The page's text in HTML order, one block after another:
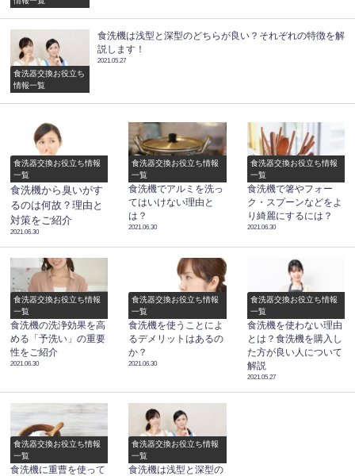
食洗器交換お役立ち
情報一覧
食洗機は浅型と深型のどちらが良い？それぞれの特徴を解
説します！
2021.05.27
食洗器交換お役立ち情報
一覧
食洗機から臭いがす
るのは何故？理由と
対策をご紹介
2021.06.30
食洗器交換お役立ち情報
一覧
食洗機でアルミを洗っ
てはいけない理由と
は？
2021.06.30
食洗器交換お役立ち情報
一覧
食洗機で箸やフォー
ク・スプーンなどをよ
り綺麗にするには？
2021.06.30
食洗器交換お役立ち情報
一覧
食洗機の洗浄効果を高
める「予洗い」の重要
性をご紹介
2021.06.30
食洗器交換お役立ち情報
一覧
食洗機を使うことによ
るデメリットはあるの
か？
2021.06.30
食洗器交換お役立ち情報
一覧
食洗機を使わない理由
とは？食洗機を購入し
た方が良い人について
解説
2021.05.27
食洗器交換お役立ち情報
一覧
食洗機に重曹を使って
食洗器交換お役立ち情報
一覧
食洗機は浅型と深型の